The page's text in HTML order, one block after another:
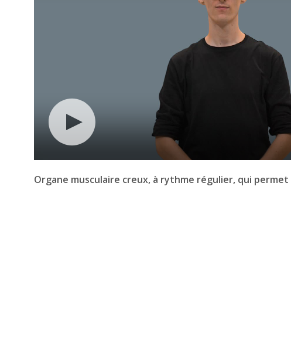
Organe musculaire creux, à rythme régulier, qui